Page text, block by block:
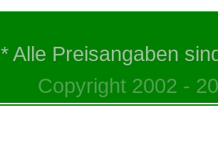
* Alle Preisangaben
Copyright 2002 -